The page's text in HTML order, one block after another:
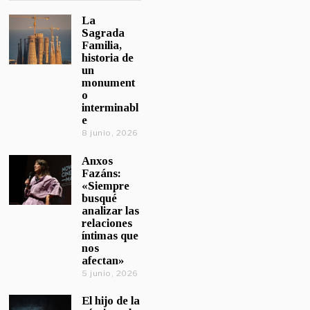
La
Sagrada
Familia,
historia de
un
monument
o
interminabl
e
8 junio, 2026
Anxos
Fazáns:
«Siempre
busqué
analizar las
relaciones
íntimas que
nos
afectan»
5 junio, 2026
El hijo de la